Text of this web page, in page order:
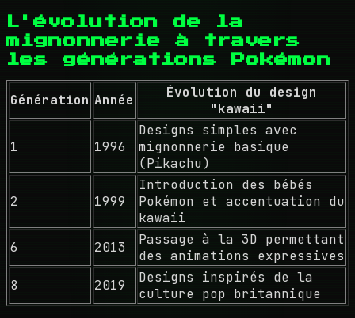
L'évolution de la
mignonnerie à travers
les générations Pokémon
Génération Année
Évolution du design
"kawaii"
1 1996
Designs simples avec
mignonnerie basique
(Pikachu)
2 1999
Introduction des bébés
Pokémon et accentuation du
kawaii
6
2013
Passage à la 3D permettant
des animations expressives
8
2019
Designs inspirés de la
culture pop britannique